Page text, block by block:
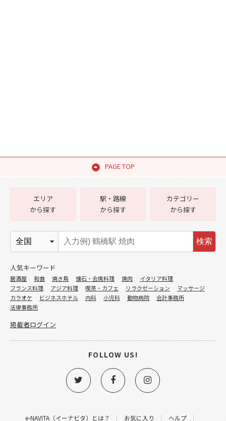
PAGE TOP
e-NAVITA（イーナビタ）とは？ お気に入り ヘルプ
エリア
から探す
駅・路線
から探す
カテゴリー
から探す
検索
人気キーワード
居酒屋 和食 焼き鳥 懐石・会席料理 焼肉
イタリア料理
フランス料理
アジア料理 喫茶・カフェ リラクゼーション
マッサージ
カラオケ
ビジネスホテル 内科 小児科 動物病院
会計事務所
法律事務所
掲載者ログイン
FOLLOW US!